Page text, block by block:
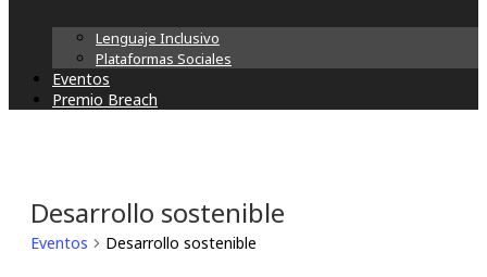
Lenguaje Inclusivo
Plataformas Sociales
Eventos
Premio Breach
Desarrollo sostenible
Eventos Desarrollo sostenible